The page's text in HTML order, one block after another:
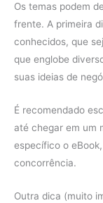
Os temas podem
frente. A primeira
conhecidos, que
que englobe
suas ideias de
É recomendado
até chegar em um
específico o
concorrência.
Outra dica (muito